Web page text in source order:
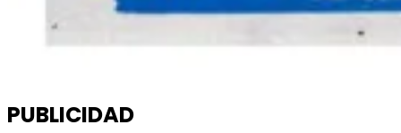
PUBLICIDAD